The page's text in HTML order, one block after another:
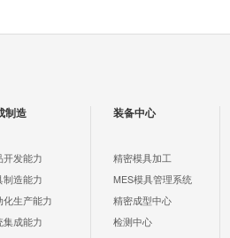
制造
开发能力
制造能力
化生产能力
集成能力
装备中心
精密模具加工
MES模具管理系统
精密成型中心
检测中心